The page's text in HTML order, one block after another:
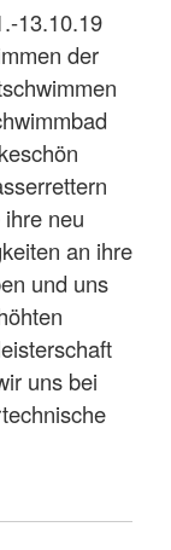
13.10.19
der
neu
an ihre
und uns
uns bei